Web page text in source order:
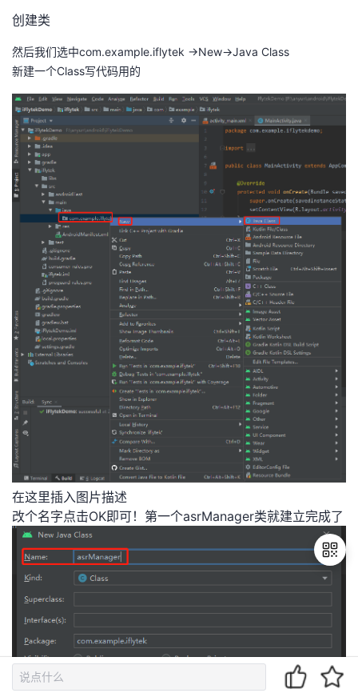
创建类
然后我们选中com.example.iflytek ->New->Java Class
新建一个Class写代码用的
在这里插入图片描述
改个名字点击OK即可！第一个asrManager类就建立完成了